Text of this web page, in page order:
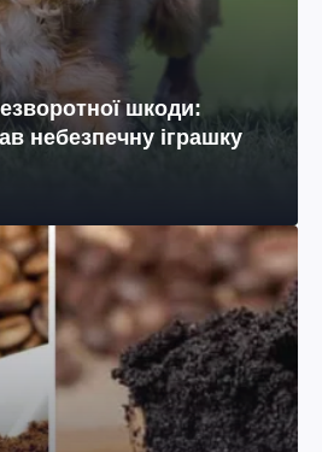
шкоди:
небезпечну іграшку